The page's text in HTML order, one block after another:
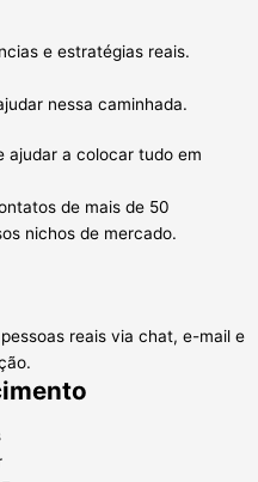
e estratégias reais.
nessa caminhada.
ajudar a colocar tudo em
de mais de 50
nichos de mercado.
reais via chat, e-mail e